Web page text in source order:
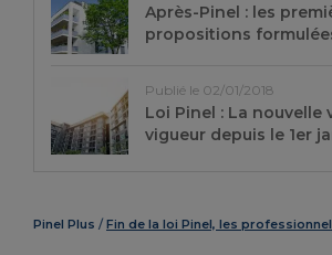
Pinel Plus Fin de la loi Pinel, les
Après-Pinel : les
propositions
Publié le 02/01/2018
Loi Pinel : La nouvelle
vigueur depuis le 1er